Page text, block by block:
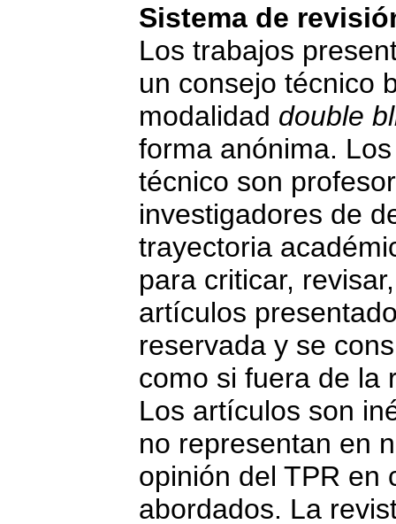
Sistema de
Los trabajos
un consejo técnico
modalidad double
forma anónima.
técnico son
investigadores de
trayectoria
para criticar,
artículos
reservada y se
como si fuera de la
Los artículos son
no representan en
opinión del TPR en
abordados. La